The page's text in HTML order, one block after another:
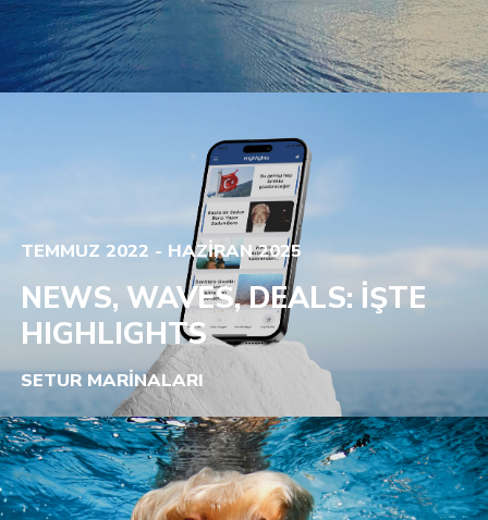
TEMMUZ 2022 - HAZİRAN 2025
NEWS, WAVES, DEALS: İŞTE
HIGHLIGHTS
SETUR MARİNALARI